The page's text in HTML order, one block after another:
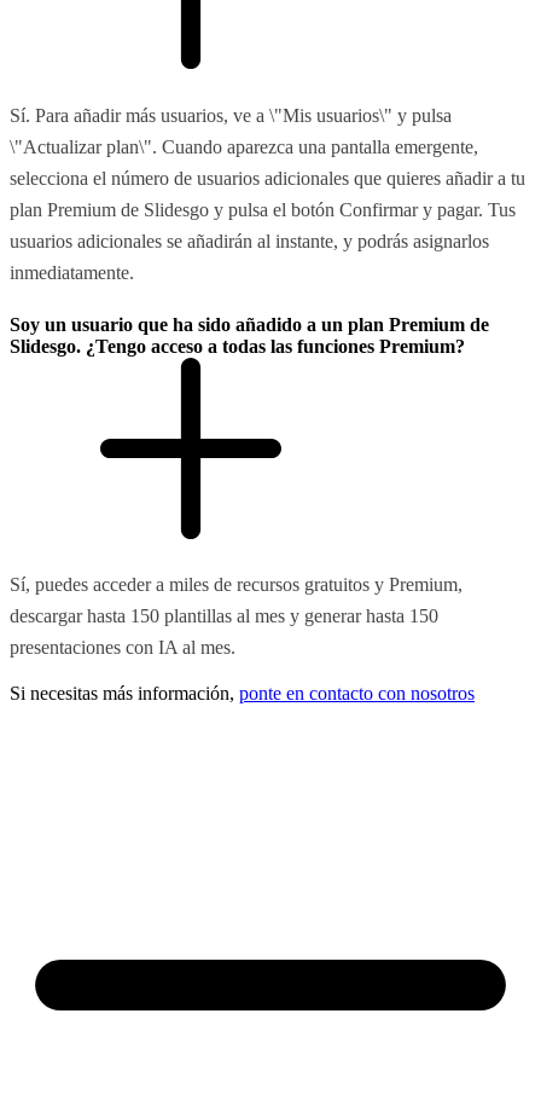
Sí. Para añadir más usuarios, ve a \"Mis usuarios\" y pulsa
\"Actualizar plan\". Cuando aparezca una pantalla emergente,
selecciona el número de usuarios adicionales que quieres añadir a tu
plan Premium de Slidesgo y pulsa el botón Confirmar y pagar. Tus
usuarios adicionales se añadirán al instante, y podrás asignarlos
inmediatamente.
Soy un usuario que ha sido añadido a un plan Premium de
Slidesgo. ¿Tengo acceso a todas las funciones Premium?
Sí, puedes acceder a miles de recursos gratuitos y Premium,
descargar hasta 150 plantillas al mes y generar hasta 150
presentaciones con IA al mes.
Si necesitas más información, ponte en contacto con nosotros